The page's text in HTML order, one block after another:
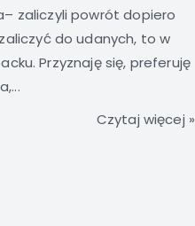
zaliczyli powrót dopiero
do udanych, to w
Przyznaję się, preferuję
Czytaj więcej »